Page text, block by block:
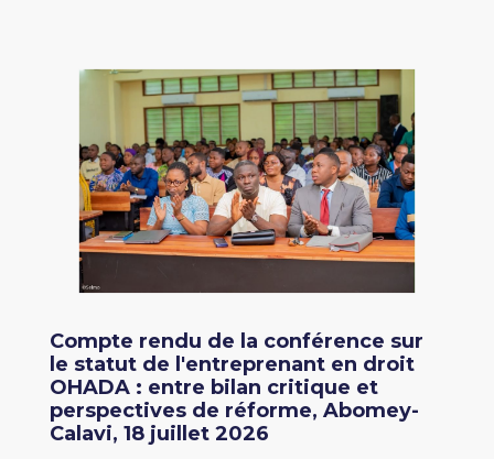
Compte rendu de la conférence sur
le statut de l'entreprenant en droit
OHADA : entre bilan critique et
perspectives de réforme, Abomey-
Calavi, 18 juillet 2026